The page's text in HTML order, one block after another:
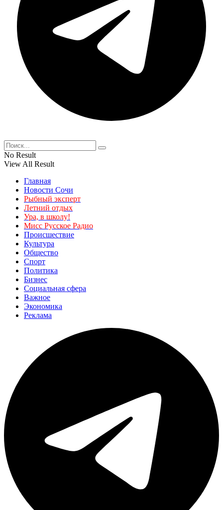
No Result
View All Result
Главная
Новости Сочи
Рыбный эксперт
Летний отдых
Ура, в школу!
Мисс Русское Радио
Происшествие
Культура
Общество
Спорт
Политика
Бизнес
Социальная сфера
Важное
Экономика
Реклама